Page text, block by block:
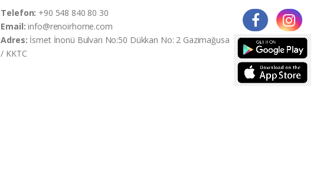
Telefon: +90 548 840 80 30
Email:info@renoirhome.com
Adres: İsmet İnonü Bulvarı No:50 Dükkan No: 2 Gazimağusa
/ KKTC